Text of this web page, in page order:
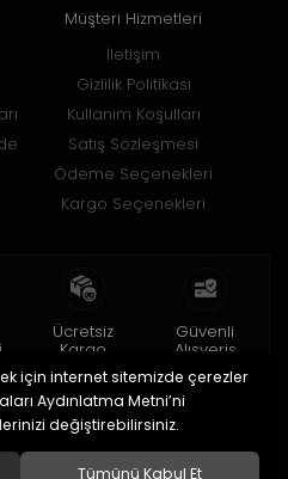
Müşteri Hizmetleri
İletişim
Gizlilik Politikası
Kullanım Koşulları
Satış Sözleşmesi
Ödeme Seçenekleri
Kargo Seçenekleri
Ücretsiz
Kargo
150 TL ve üzeri
Güvenli
Alışveriş
256bit SSL ile
için internet sitemizde çerezler
Aydınlatma Metni’ni
değiştirebilirsiniz.
Tümünü Kabul Et